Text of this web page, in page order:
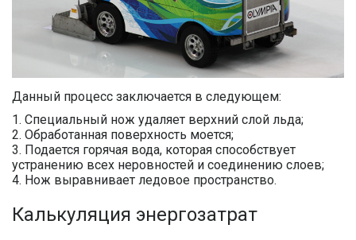
Данный процесс заключается в следующем:
Специальный нож удаляет верхний слой льда;
Обработанная поверхность моется;
Подается горячая вода, которая способствует
устранению всех неровностей и соединению слоев;
Нож выравнивает ледовое пространство.
Калькуляция энергозатрат